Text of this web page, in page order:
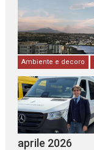
Ambiente e decoro
aprile 2026